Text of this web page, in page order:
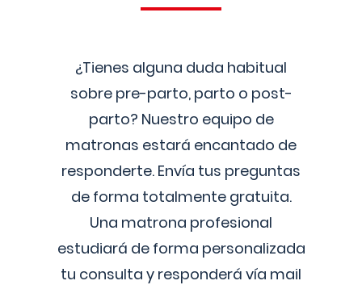
¿Tienes alguna duda habitual
sobre pre-parto, parto o post-
parto? Nuestro equipo de
matronas estará encantado de
responderte. Envía tus preguntas
de forma totalmente gratuita.
Una matrona profesional
estudiará de forma personalizada
tu consulta y responderá vía mail